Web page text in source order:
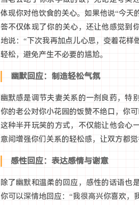
体现你对他饮食的关心。如果他说“今天
答不仅体现了你的关心，还让他感觉到
地说：“下次我再加点儿心思，变着花样
轻松，避免产生不必要的尴尬。
幽默回应：制造轻松气氛
幽默感是调节夫妻关系的一剂良药，特
你的老公对你小花园的饭赞不绝口，你
这种半开玩笑的方式，不仅能让他会心
意间增强你们关系的轻松感，让双方都
感性回应：表达感情与谢意
除了幽默和温柔的回应，感性的话语也
你可以深情地回应：“我很高兴你喜欢